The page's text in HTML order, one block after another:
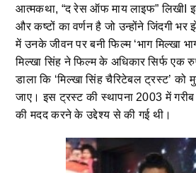
आत्मकथा, “द रेस ऑफ माय लाइफ” लिखीI
और कष्टों का वर्णन है जो उन्होंने जिंदगी
में उनके जीवन पर बनी फिल्म ‘भाग मिल्खा
मिल्खा सिंह ने फिल्म के अधिकार सिर्फ
डाला कि ‘मिल्खा सिंह चैरिटेबल ट्रस्ट’ को
जाए। इस ट्रस्ट की स्थापना 2003 में
की मदद करने के उद्देश्य से की गई थी।